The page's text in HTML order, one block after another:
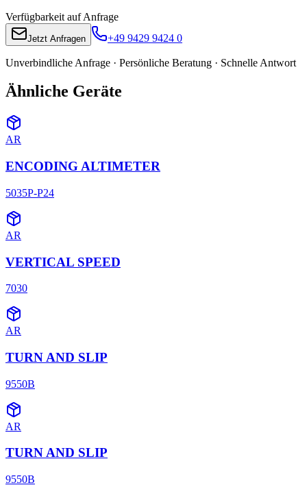
Verfügbarkeit auf Anfrage
Jetzt Anfragen +49 9429 9424 0
Unverbindliche Anfrage · Persönliche Beratung · Schnelle Antwort
Ähnliche Geräte
AR
ENCODING ALTIMETER
5035P-P24
AR
VERTICAL SPEED
7030
AR
TURN AND SLIP
9550B
AR
TURN AND SLIP
9550B